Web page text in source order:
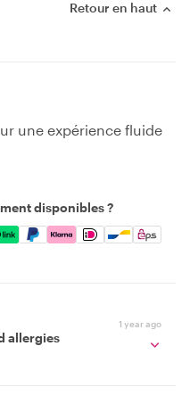
Retour en haut
une expérience fluide
disponibles ?
Apple Pay, Google
1 year ago
allergies